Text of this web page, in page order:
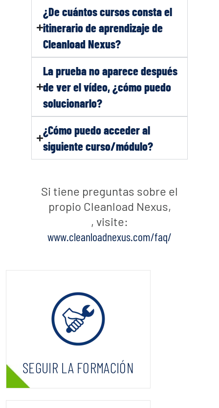
¿De cuántos cursos consta el
itinerario de aprendizaje de
Cleanload Nexus?
La prueba no aparece después
de ver el vídeo, ¿cómo puedo
solucionarlo?
¿Cómo puedo acceder al
siguiente curso/módulo?
Si tiene preguntas sobre el
propio Cleanload Nexus,
, visite:
www.cleanloadnexus.com/faq/
SEGUIR LA FORMACIÓN